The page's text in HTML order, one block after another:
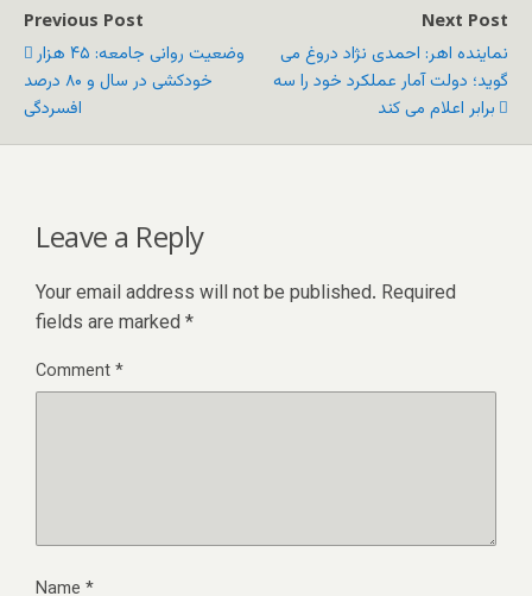
Previous Post
وضعیت روانی جامعه: ۴۵ هزار
خودکشی در سال و ۸۰ درصد
افسردگی
Next Post
نماینده اهر: احمدی نژاد دروغ می
گوید؛ دولت آمار عملکرد خود را سه
برابر اعلام می کند
Leave a Reply
Your email address will not be published. Required
fields are marked *
Comment*
Name *